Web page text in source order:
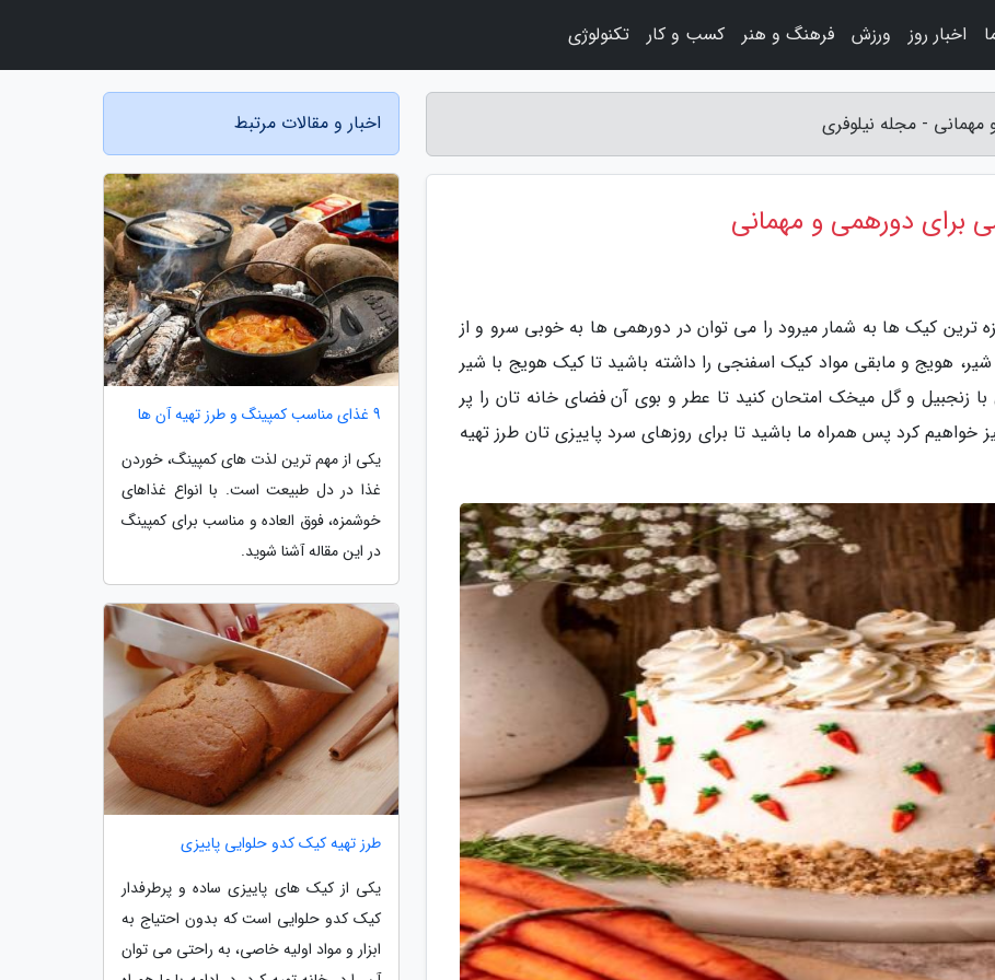
- مجله نیلوفری
دورهمی و مهمانی
ترین کیک ها به شمار میرود را می توان در دورهمی ها به خوبی سرو و از
هویج و مابقی مواد کیک اسفنجی را داشته باشید تا کیک هویج با شیر
با زنجبیل و گل میخک امتحان کنید تا عطر و بوی آن فضای خانه تان را پر
خواهیم کرد پس همراه ما باشید تا برای روزهای سرد پاییزی تان طرز تهیه
اخبار و مقالات مرتبط
9 غذای مناسب کمپینگ و طرز تهیه آن ها
یکی از مهم ترین لذت های کمپینگ، خوردن
غذا در دل طبیعت است. با انواع غذاهای
خوشمزه، فوق العاده و مناسب برای کمپینگ
در این مقاله آشنا شوید.
طرز تهیه کیک کدو حلوایی پاییزی
یکی از کیک های پاییزی ساده و پرطرفدار
کیک کدو حلوایی است که بدون احتیاج به
ابزار و مواد اولیه خاصی، به راحتی می توان
اخبار روز ورزش فرهنگ و هنر کسب و کار تکنولوژی